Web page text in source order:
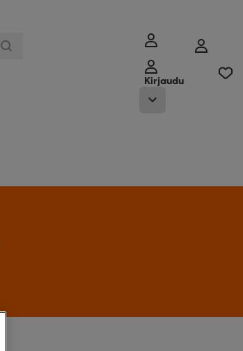
Kirjaudu